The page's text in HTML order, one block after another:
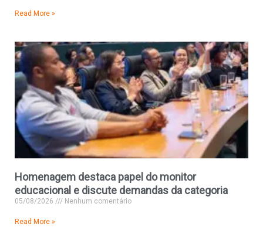
Read More »
Homenagem destaca papel do monitor
educacional e discute demandas da categoria
05/08/2026 Nenhum comentário
Read More »